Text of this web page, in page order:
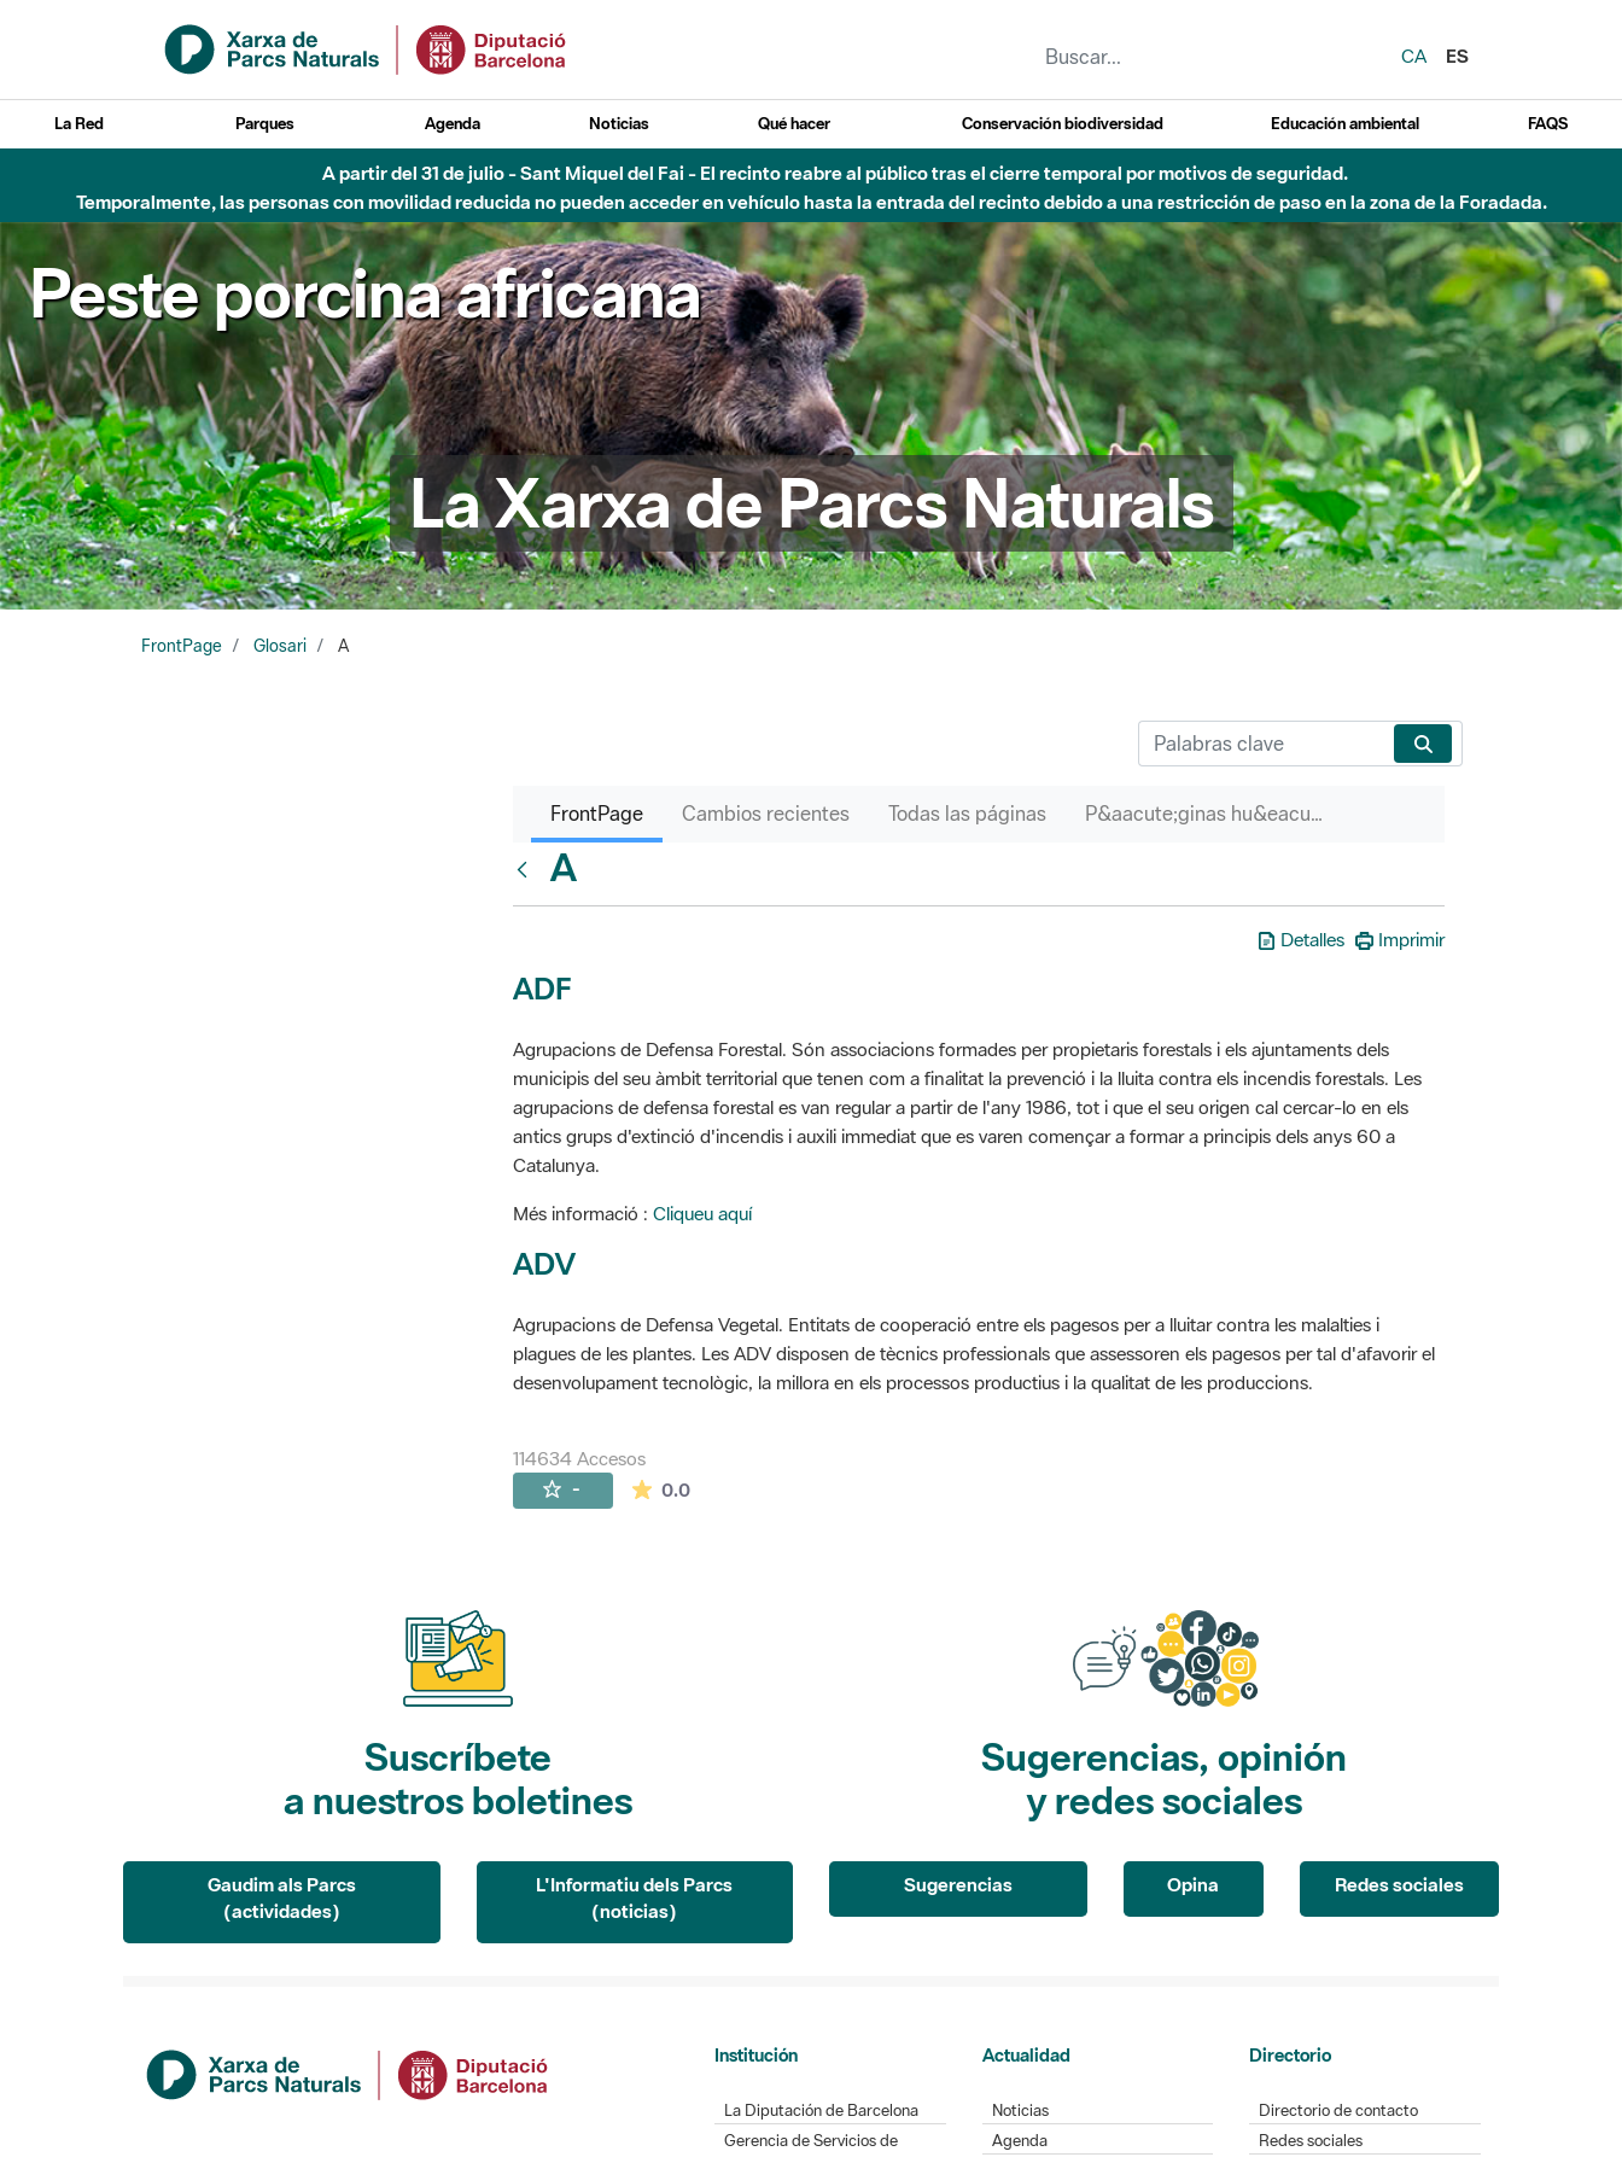
Saltar al contenido principal
CA
ES
La Red Parques Agenda Noticias Qué hacer Conservación biodiversidad Educación ambiental FAQS
A partir del 31 de julio - Sant Miquel del Fai - El recinto reabre al público tras el cierre temporal por motivos de seguridad.
Temporalmente, las personas con movilidad reducida no pueden acceder en vehículo hasta la entrada del recinto debido a una restricción de paso en la zona de la Foradada.
Peste porcina africana
La Xarxa de Parcs Naturals
FrontPage Glosari A
FrontPage Cambios recientes Todas las páginas P&aacute;ginas hu&eacute;rfanas
A
Detalles Imprimir
ADF
Agrupacions de Defensa Forestal. Són associacions formades per propietaris forestals i els ajuntaments dels
municipis del seu àmbit territorial que tenen com a finalitat la prevenció i la lluita contra els incendis forestals. Les
agrupacions de defensa forestal es van regular a partir de l'any 1986, tot i que el seu origen cal cercar-lo en els
antics grups d'extinció d'incendis i auxili immediat que es varen començar a formar a principis dels anys 60 a
Catalunya.
Més informació : Cliqueu aquí
ADV
Agrupacions de Defensa Vegetal. Entitats de cooperació entre els pagesos per a lluitar contra les malalties i
plagues de les plantes. Les ADV disposen de tècnics professionals que assessoren els pagesos per tal d'afavorir el
desenvolupament tecnològic, la millora en els processos productius i la qualitat de les produccions.
114634 Accesos
- 0.0La valoración media es de 0 estrellas de 5.
Suscríbete
a nuestros boletines
Gaudim als Parcs
(actividades)
L'Informatiu dels Parcs
(noticias)
Sugerencias, opinión
y redes sociales
Sugerencias Opina Redes sociales
Institución
La Diputación de Barcelona
Gerencia de Servicios de
Actualidad
Noticias
Agenda
Directorio
Directorio de contacto
Redes sociales